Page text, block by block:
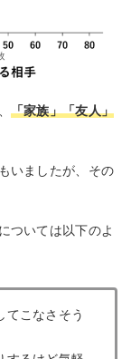
「家族」「友人」
いましたが、その
ついては以下のよ
てこなさそう